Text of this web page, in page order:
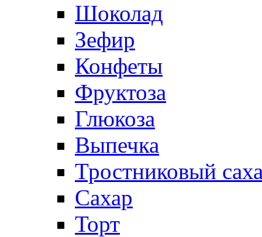
Шоколад
Зефир
Конфеты
Фруктоза
Глюкоза
Выпечка
Тростниковый
Сахар
Торт